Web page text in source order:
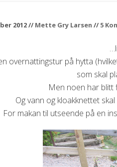
2012// Mette Gry Larsen // 5
overnattingstur på hytta
som skal
Men noen har blitt
Og vann og kloakknettet
For makan til utseende på en